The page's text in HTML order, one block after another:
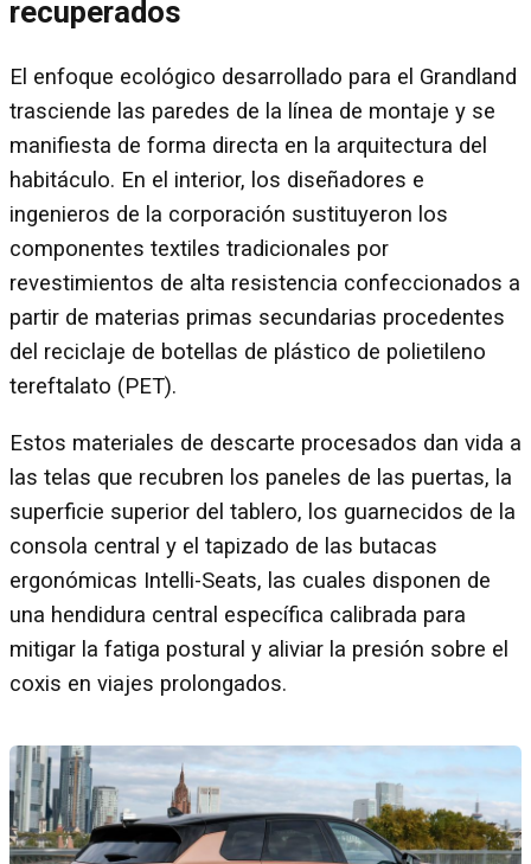
recuperados
El enfoque ecológico desarrollado para el Grandland
trasciende las paredes de la línea de montaje y se
manifiesta de forma directa en la arquitectura del
habitáculo. En el interior, los diseñadores e
ingenieros de la corporación sustituyeron los
componentes textiles tradicionales por
revestimientos de alta resistencia confeccionados a
partir de materias primas secundarias procedentes
del reciclaje de botellas de plástico de polietileno
tereftalato (PET).
Estos materiales de descarte procesados dan vida a
las telas que recubren los paneles de las puertas, la
superficie superior del tablero, los guarnecidos de la
consola central y el tapizado de las butacas
ergonómicas Intelli-Seats, las cuales disponen de
una hendidura central específica calibrada para
mitigar la fatiga postural y aliviar la presión sobre el
coxis en viajes prolongados.